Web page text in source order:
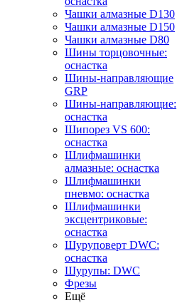
Чашки алмазные D130
Чашки алмазные D150
Чашки алмазные D80
Шины торцовочные:
оснастка
Шины-направляющие
GRP
Шины-направляющие:
оснастка
Шипорез VS 600:
оснастка
Шлифмашинки
алмазные: оснастка
Шлифмашинки
пневмо: оснастка
Шлифмашинки
эксцентриковые:
оснастка
Шуруповерт DWC:
оснастка
Шурупы: DWC
Фрезы
Ещё